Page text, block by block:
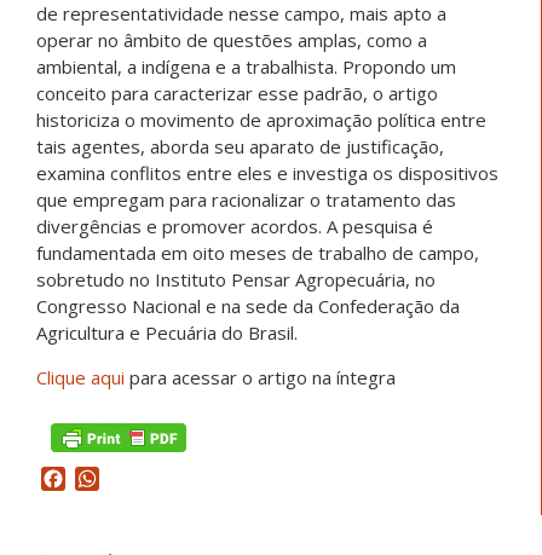
de representatividade nesse campo, mais apto a
operar no âmbito de questões amplas, como a
ambiental, a indígena e a trabalhista. Propondo um
conceito para caracterizar esse padrão, o artigo
historiciza o movimento de aproximação política entre
tais agentes, aborda seu aparato de justificação,
examina conflitos entre eles e investiga os dispositivos
que empregam para racionalizar o tratamento das
divergências e promover acordos. A pesquisa é
fundamentada em oito meses de trabalho de campo,
sobretudo no Instituto Pensar Agropecuária, no
Congresso Nacional e na sede da Confederação da
Agricultura e Pecuária do Brasil.
Clique aqui para acessar o artigo na íntegra
Facebook